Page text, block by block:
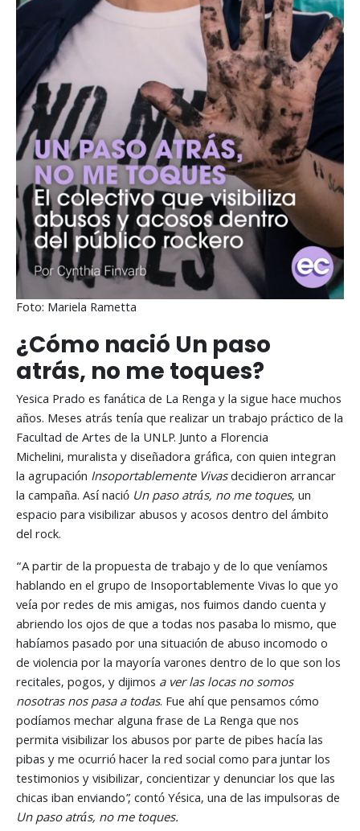
Foto: Mariela Rametta
¿Cómo nació Un paso
atrás, no me toques?
Yesica Prado es fanática de La Renga y la sigue hace muchos
años. Meses atrás tenía que realizar un trabajo práctico de la
Facultad de Artes de la UNLP. Junto a Florencia
Michelini, muralista y diseñadora gráfica, con quien integran
la agrupación Insoportablemente Vivasdecidieron arrancar
la campaña. Así nació Un paso atrás, no me toques, un
espacio para visibilizar abusos y acosos dentro del ámbito
del rock.
“A partir de la propuesta de trabajo y de lo que veníamos
hablando en el grupo de Insoportablemente Vivas lo que yo
veía por redes de mis amigas, nos fuimos dando cuenta y
abriendo los ojos de que a todas nos pasaba lo mismo, que
habíamos pasado por una situación de abuso incomodo o
de violencia por la mayoría varones dentro de lo que son los
recitales, pogos, y dijimos a ver las locas no somos
nosotras nos pasa a todas. Fue ahí que pensamos cómo
podíamos mechar alguna frase de La Renga que nos
permita visibilizar los abusos por parte de pibes hacía las
pibas y me ocurrió hacer la red social como para juntar los
testimonios y visibilizar, concientizar y denunciar los que las
chicas iban enviando”, contó Yésica, una de las impulsoras de
Un paso atrás, no me toques.